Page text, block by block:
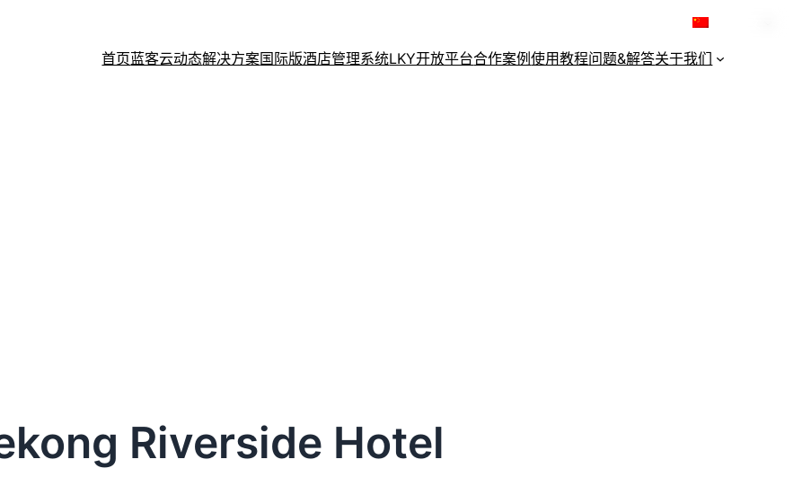
首页蓝客云动态解决方案国际版酒店管理系统LKY开放平台合作案例使用教程问题&解答关于我们
Riverside Hotel